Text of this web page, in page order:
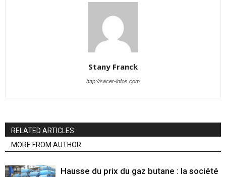
Stany Franck
http://sacer-infos.com
RELATED ARTICLES
MORE FROM AUTHOR
Hausse du prix du gaz butane : la société